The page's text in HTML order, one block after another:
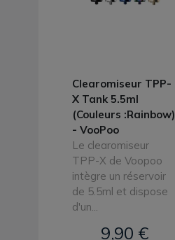
Clearomiseur TPP-
X Tank 5.5ml
(Couleurs :Rainbow)
- VooPoo
Le clearomiseur
TPP-X de Voopoo
intègre un réservoir
de 5.5ml et dispose
d'un...
9,90 €